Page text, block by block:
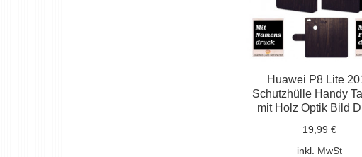
Huawei P8 Lite
Schutzhülle Handy
mit Holz Optik Bild
19,99 €
inkl. MwSt